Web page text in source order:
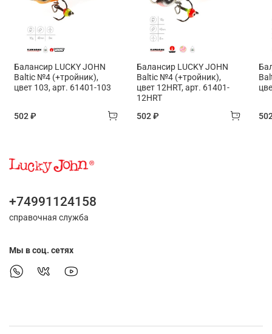
Балансир LUCKY JOHN
Baltic №4 (+тройник),
цвет 103, арт. 61401-103
502 ₽
Балансир LUCKY JOHN
Baltic №4 (+тройник),
цвет 12HRT, арт. 61401-
12HRT
502 ₽
+74991124158
справочная служба
Мы в соц. сетях